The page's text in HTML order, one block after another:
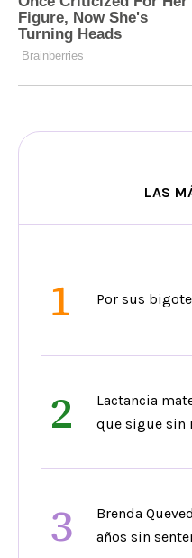
LAS
1 Por sus
2
Lactancia
que sigue sin
3
Brenda
años sin